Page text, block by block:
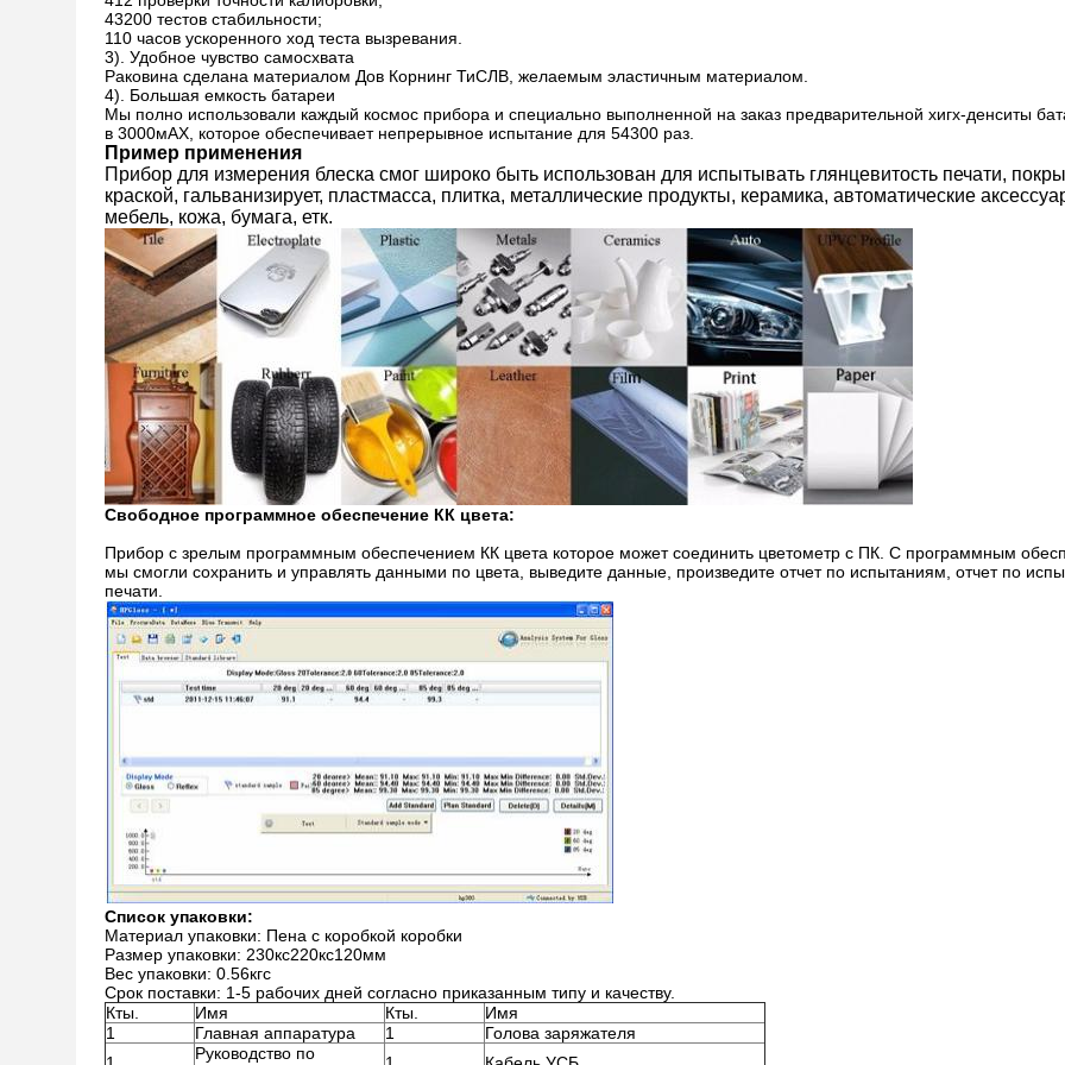
43200 тестов стабильности;
110 часов ускоренного ход теста вызревания.
3). Удобное чувство самосхвата
Раковина сделана материалом Дов Корнинг ТиСЛВ, желаемым эластичным материалом.
4). Большая емкость батареи
Мы полно использовали каждый космос прибора и специально выполненной на заказ предварительной хигх-денситы
в 3000мАХ, которое обеспечивает непрерывное испытание для 54300 раз.
Пример применения
Прибор для измерения блеска смог широко быть использован для испытывать глянцевитость печати,
краской, гальванизирует, пластмасса, плитка, металлические продукты, керамика, автоматические
мебель, кожа, бумага, етк.
Свободное программное обеспечение КК цвета:
Прибор с зрелым программным обеспечением КК цвета которое может соединить цветометр с ПК. С программным
мы смогли сохранить и управлять данными по цвета, выведите данные, произведите отчет по испытаниям, отчет по
печати.
Список упаковки:
Материал упаковки: Пена с коробкой коробки
Размер упаковки: 230кс220кс120мм
Вес упаковки: 0.56кгс
Срок поставки: 1-5 рабочих дней согласно приказанным типу и качеству.
Кты.
Имя Кты.
Имя
1
Главная аппаратура 1
Голова заряжателя
Руководство по